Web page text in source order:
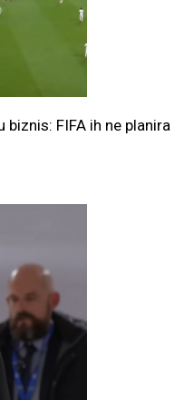
FIFA ih ne planira